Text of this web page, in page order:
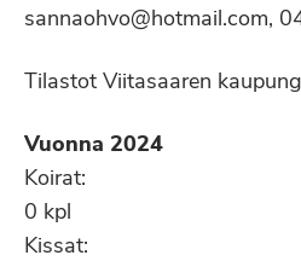
sannaohvo@hotmail.com,
Tilastot Viitasaaren
Vuonna 2024
Koirat:
0 kpl
Kissat: